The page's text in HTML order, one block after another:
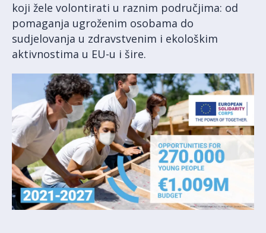
koji žele volontirati u raznim područjima: od
pomaganja ugroženim osobama do
sudjelovanja u zdravstvenim i ekološkim
aktivnostima u EU-u i šire.